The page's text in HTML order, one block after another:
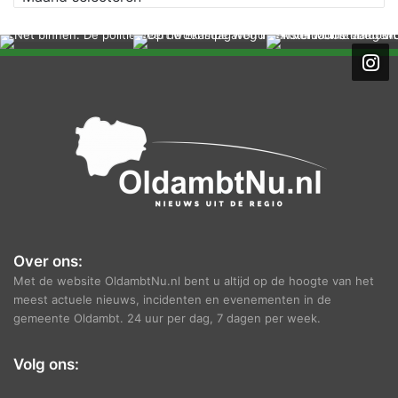
r
h
Over ons:
Met de website OldambtNu.nl bent u altijd op de hoogte van het
meest actuele nieuws, incidenten en evenementen in de
gemeente Oldambt. 24 uur per dag, 7 dagen per week.
Volg ons: